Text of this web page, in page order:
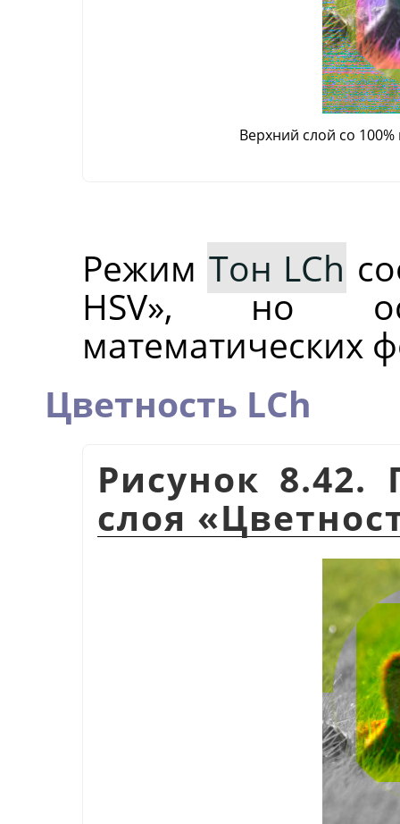
Верхний слой со
Режим Тон LCh
HSV», но
математических
Цветность LCh
Рисунок
слоя «